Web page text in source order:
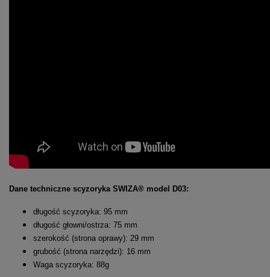
Dane techniczne scyzoryka SWIZA® model D03:
długość scyzoryka: 95 mm
długość głowni/ostrza: 75 mm
szerokość (strona oprawy): 29 mm
grubość (strona narzędzi): 16 mm
Waga scyzoryka: 88g